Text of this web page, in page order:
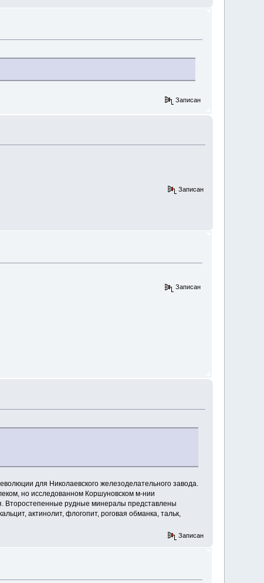
Записан
Записан
Записан
для Николаевского железоделательного завода.
но исследованном Коршуновском м-нии
Второстепенные рудные минералы представлены
актинолит, флогопит, роговая обманка, тальк,
Записан